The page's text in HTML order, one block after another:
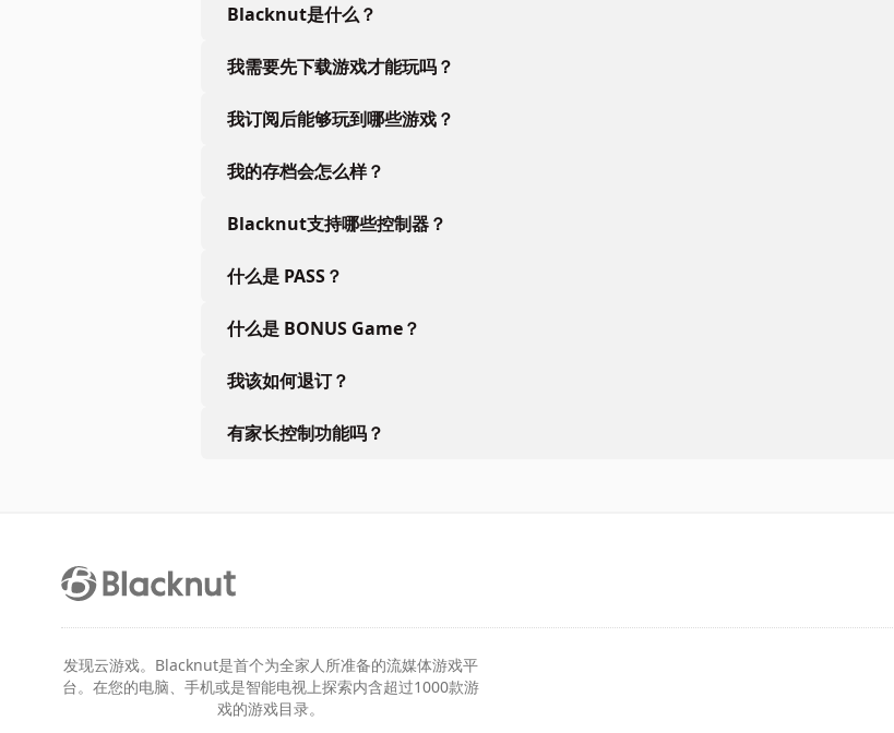
Blacknut是什么？
我需要先下载游戏才能玩吗？
我订阅后能够玩到哪些游戏？
我的存档会怎么样？
Blacknut支持哪些控制器？
什么是 PASS？
什么是 BONUS Game？
我该如何退订？
有家长控制功能吗？
发现云游戏。Blacknut是首个为全家人所准备的流媒体游戏平
台。在您的电脑、手机或是智能电视上探索内含超过1000款游
戏的游戏目录。